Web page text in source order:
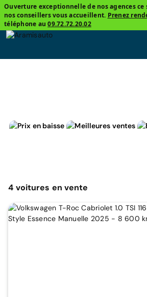
Ouverture exceptionnelle de nos agences ce
nos conseillers vous accueillent. Prenez
téléphone au09.72.72.20.02
4 voitures en vente